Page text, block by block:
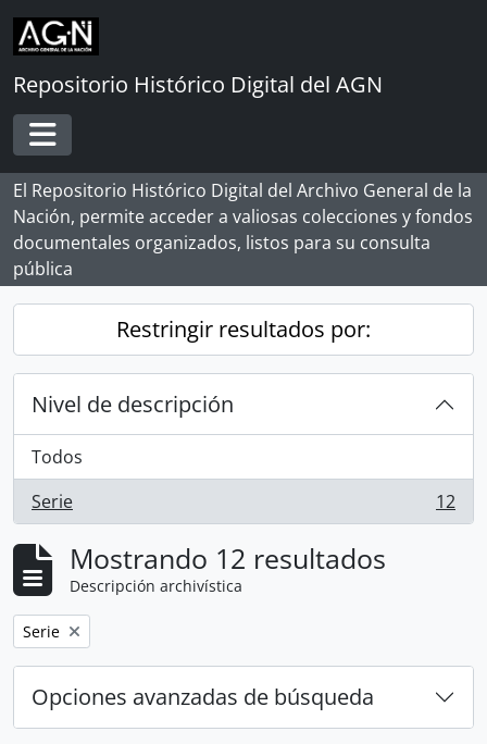
Skip to main content
Repositorio Histórico Digital del AGN
Toggle navigation
El Repositorio Histórico Digital del Archivo General de la
Nación, permite acceder a valiosas colecciones y fondos
documentales organizados, listos para su consulta
pública
Restringir resultados por:
Nivel de descripción
Todos
Serie
, 12 resultados 12
Mostrando 12 resultados
Descripción archivística
Remove filter:
Serie
Opciones avanzadas de búsqueda